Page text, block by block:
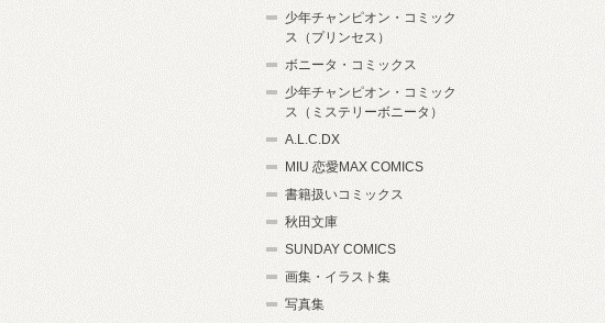
少年チャンピオン・コミック
ス（プリンセス）
ボニータ・コミックス
少年チャンピオン・コミック
ス（ミステリーボニータ）
A.L.C.DX
MIU 恋愛MAX COMICS
書籍扱いコミックス
秋田文庫
SUNDAY COMICS
画集・イラスト集
写真集